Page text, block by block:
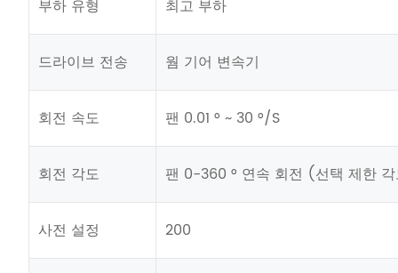
부하 유형 최고 부하
드라이브 전송 웜 기어 변속기
회전 속도 팬 0.01 ° ~ 30 °/S
회전 각도 팬 0-360 ° 연속 회전 (선택 제한
사전 설정 200